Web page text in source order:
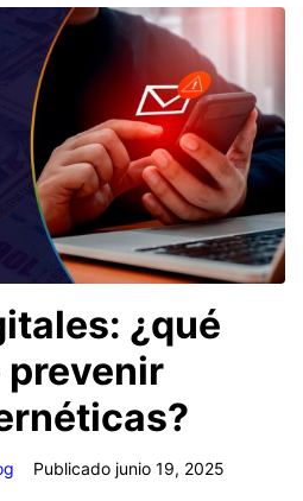
¿qué
prevenir
Publicado junio 19, 2025